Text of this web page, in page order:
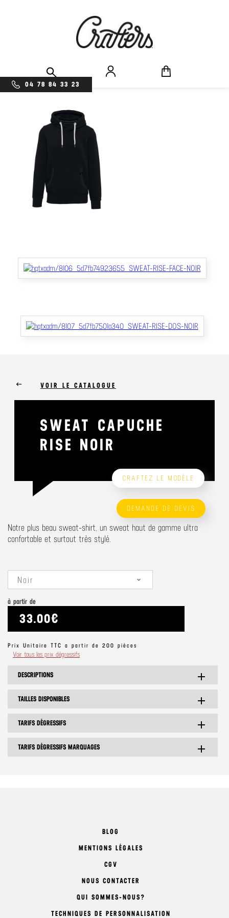
04 78 84 33 23
keyboard_backspace VOIR LE CATALOGUE
SWEAT CAPUCHE
RISE NOIR
CRAFTEZ LE MODÈLE
DEMANDE DE DEVIS
Notre plus beau sweat-shirt, un sweat haut de gamme ultra
confortable et surtout très stylé.
Noir
à partir de
33.00€
Prix Unitaire TTC a partir de 200 pièces
Voir tous les prix dégressifs
DESCRIPTIONS add
TAILLES DISPONIBLES add
TARIFS DÉGRESSIFS add
TARIFS DÉGRESSIFS MARQUAGES add
BLOG
MENTIONS LÉGALES
CGV
NOUS CONTACTER
QUI SOMMES-NOUS?
TECHNIQUES DE PERSONNALISATION